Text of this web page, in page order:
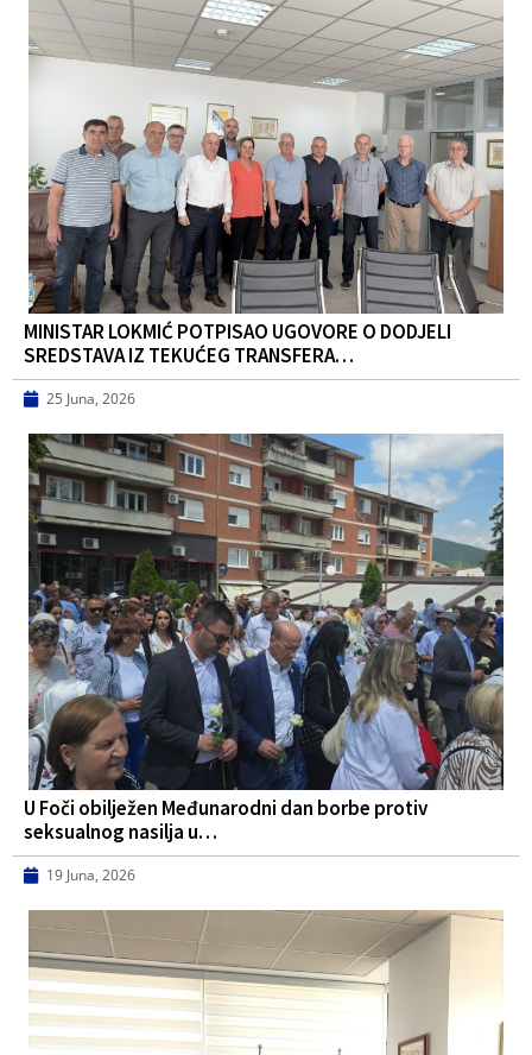
MINISTAR LOKMIĆ POTPISAO UGOVORE O DODJELI
SREDSTAVA IZ TEKUĆEG TRANSFERA…
25 Juna, 2026
U Foči obilježen Međunarodni dan borbe protiv
seksualnog nasilja u…
19 Juna, 2026